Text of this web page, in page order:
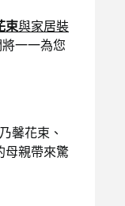
束與家居裝
一一為您
馨花束、
母親帶來驚